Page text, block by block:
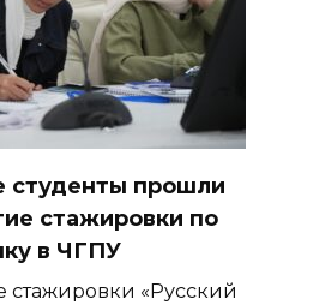
студенты прошли
стажировки по
в ЧГПУ
стажировки «Русский